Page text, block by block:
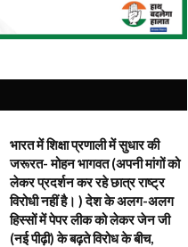
भारत में शिक्षा प्रणाली में सुधार की
जरूरत- मोहन भागवत (अपनी मांगों को
लेकर प्रदर्शन कर रहे छात्र राष्ट्र
विरोधी नहीं है। ) देश के अलग-अलग
हिस्सों में पेपर लीक को लेकर जेन जी
(नई पीढ़ी) के बढ़ते विरोध के बीच,